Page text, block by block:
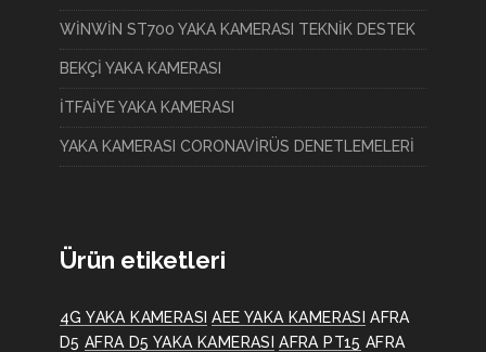
WİNWİN ST700 YAKA KAMERASI TEKNİK DESTEK
BEKÇİ YAKA KAMERASI
İTFAİYE YAKA KAMERASI
YAKA KAMERASI CORONAVİRÜS DENETLEMELERİ
Ürün etiketleri
4G YAKA KAMERASI AEE YAKA KAMERASI AFRA
D5 AFRA D5 YAKA KAMERASI AFRA PT15 AFRA